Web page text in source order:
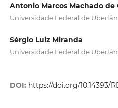
Antonio Marcos Machado de
Universidade Federal de
Sérgio Luiz Miranda
Universidade Federal de
DOI: https://doi.org/10.14393/